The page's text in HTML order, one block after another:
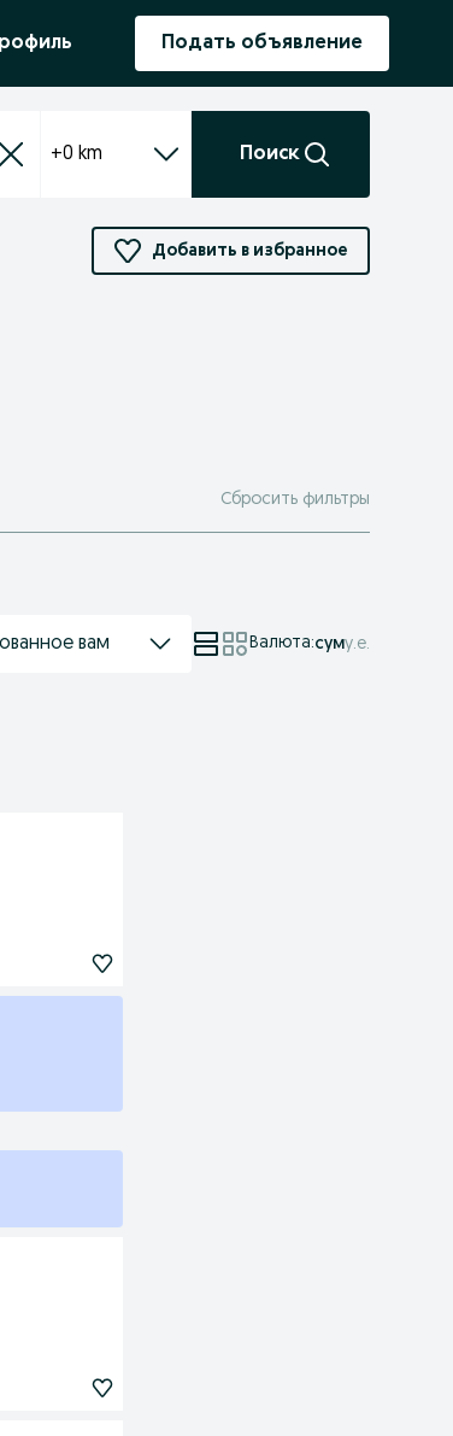
Подать объявление
+0 km Поиск
Добавить в избранное
Сбросить фильтры
вам Валюта:суму.е.